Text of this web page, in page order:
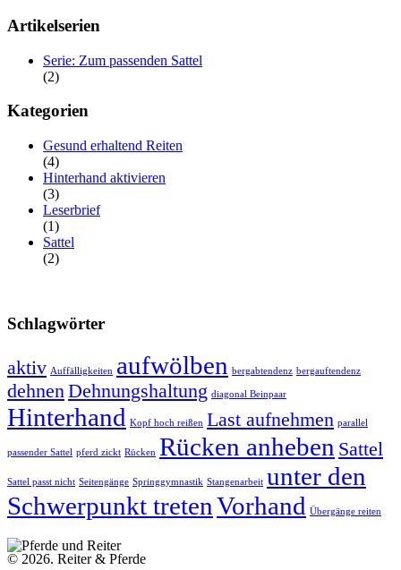
Artikelserien
Serie: Zum passenden Sattel
(2)
Kategorien
Gesund erhaltend Reiten
(4)
Hinterhand aktivieren
(3)
Leserbrief
(1)
Sattel
(2)
Schlagwörter
aktiv Auffälligkeiten aufwölben bergabtendenz bergauftendenz
dehnen Dehnungshaltung diagonal Beinpaar
Hinterhand Kopf hoch reißen Last aufnehmen parallel
passender Sattel pferd zickt Rücken Rücken anheben Sattel
Sattel passt nicht Seitengänge Springgymnastik Stangenarbeit unter den
Schwerpunkt tretenVorhand Übergänge reiten
© 2026. Reiter & Pferde